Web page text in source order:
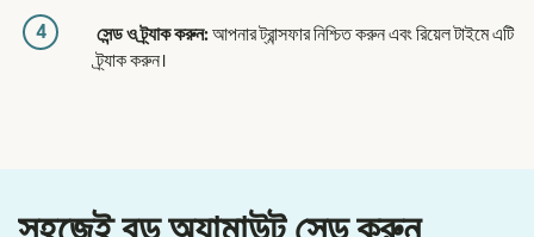
4 সেন্ড ও ট্র্যাক করুন:আপনার ট্রান্সফার নিশ্চিত করুন এবং রিয়েল টাইমে এটি
ট্র্যাক করুন।